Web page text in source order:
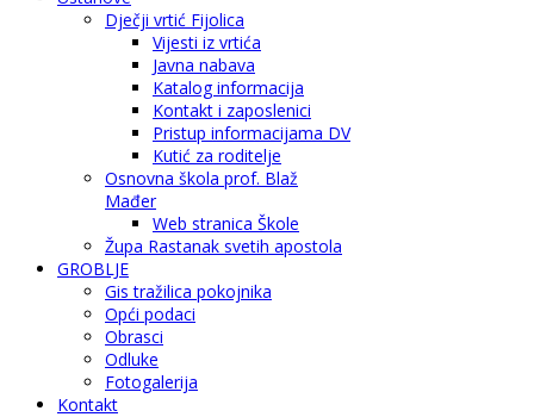
Dječji vrtić Fijolica
Vijesti iz vrtića
Javna nabava
Katalog informacija
Kontakt i zaposlenici
Pristup informacijama DV
Kutić za roditelje
Osnovna škola prof. Blaž
Mađer
Web stranica Škole
Župa Rastanak svetih apostola
GROBLJE
Gis tražilica pokojnika
Opći podaci
Obrasci
Odluke
Fotogalerija
Kontakt